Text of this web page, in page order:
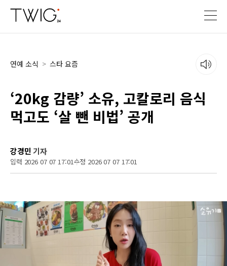
연예 소식 > 스타 요즘
‘20kg 감량’ 소유, 고칼로리 음식
먹고도 ‘살 뺀 비법’ 공개
강경민 기자
입력 2026 07 07 17:01수정 2026 07 07 17:01